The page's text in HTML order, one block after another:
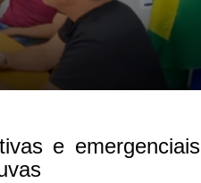
e emergenciais